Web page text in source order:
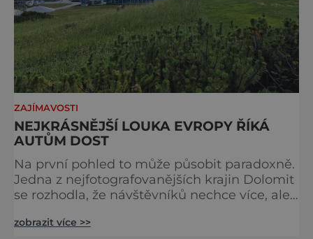
ZAJÍMAVOSTI
NEJKRÁSNĚJŠÍ LOUKA EVROPY ŘÍKÁ
AUTŮM DOST
Na první pohled to může působit paradoxně.
Jedna z nejfotografovanějších krajin Dolomit
se rozhodla, že návštěvníků nechce více, ale
louka v Evropě, zavádí od léta 2026 nová
zobrazit více >>